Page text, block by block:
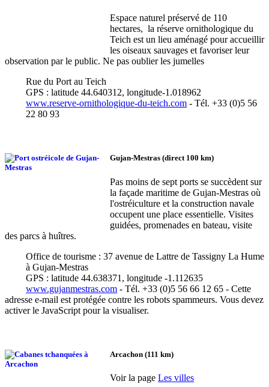
Espace naturel préservé de 110
hectares, la réserve ornithologique du
Teich est un lieu aménagé pour accueillir
les oiseaux sauvages et favoriser leur
observation par le public. Ne pas oublier les jumelles
Rue du Port au Teich
GPS : latitude 44.640312, longitude-1.018962
www.reserve-ornithologique-du-teich.com - Tél. +33 (0)5 56
22 80 93
Gujan-Mestras (direct 100 km)
Pas moins de sept ports se succèdent sur
la façade maritime de Gujan-Mestras où
l'ostréiculture et la construction navale
occupent une place essentielle. Visites
guidées, promenades en bateau, visite
des parcs à huîtres.
Office de tourisme : 37 avenue de Lattre de Tassigny La Hume
à Gujan-Mestras
GPS : latitude 44.638371, longitude -1.112635
www.gujanmestras.com - Tél. +33 (0)5 56 66 12 65 - Cette
adresse e-mail est protégée contre les robots spammeurs. Vous devez
activer le JavaScript pour la visualiser.
Arcachon (111 km)
Voir la page Les villes